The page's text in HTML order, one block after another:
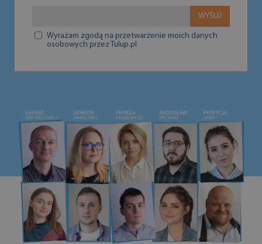
WYŚLIJ
Wyrażam zgodą na przetwarzenie moich danych
osobowych przez Tulup.pl